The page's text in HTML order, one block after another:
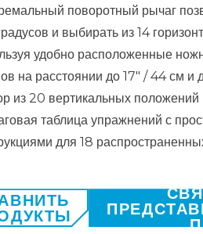
поворотный рычаг
и выбирать из 14
удобно расположенные
на расстоянии до 17″ / 44 см и
из 20 вертикальных положений
таблица упражнений с
для 18